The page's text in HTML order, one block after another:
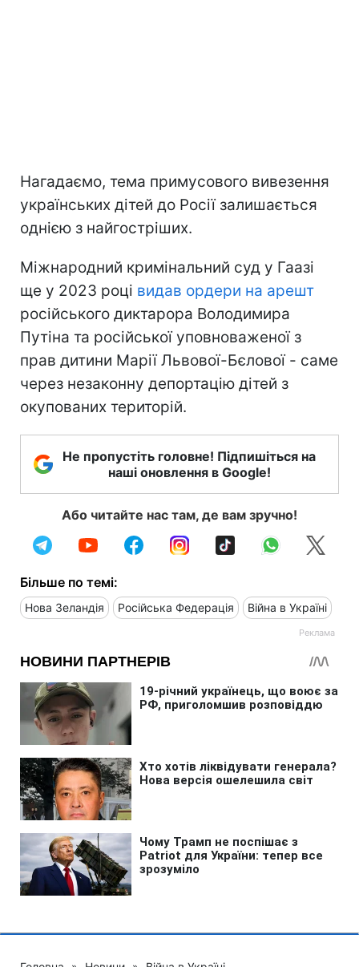
Нагадаємо, тема примусового вивезення
українських дітей до Росії залишається
однією з найгостріших.
Міжнародний кримінальний суд у Гаазі
ще у 2023 році видав ордери на арешт
російського диктарора Володимира
Путіна та російської уповноваженої з
прав дитини Марії Львової-Бєлової - саме
через незаконну депортацію дітей з
окупованих територій.
Не пропустіть головне! Підпишіться на
наші оновлення в Google!
Або читайте нас там, де вам зручно!
Більше по темі:
Нова Зеландія Російська Федерація Війна в Україні